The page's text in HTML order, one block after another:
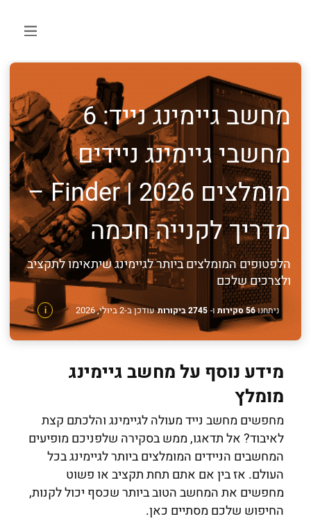
מחשב גיימינג נייד: 6
מחשבי גיימינג ניידים
מומלצים 2026 | Finder –
מדריך לקנייה חכמה
הלפטופים המומלצים ביותר לגיימינג שיתאימו לתקציב
ולצרכים שלכם
ניתחנו56 סקירות ו- 2745 ביקורות i עודכן ב-2 ביולי, 2026
מידע נוסף על מחשב גיימינג
מומלץ
מחפשים מחשב נייד מעולה לגיימינג והלכתם קצת
לאיבוד? אל תדאגו, ממש בסקירה שלפניכם מופיעים
המחשבים הניידים המומלצים ביותר לגיימינג בכל
העולם. אז בין אם אתם תחת תקציב או פשוט
מחפשים את המחשב הטוב ביותר שכסף יכול לקנות,
החיפוש שלכם מסתיים כאן.